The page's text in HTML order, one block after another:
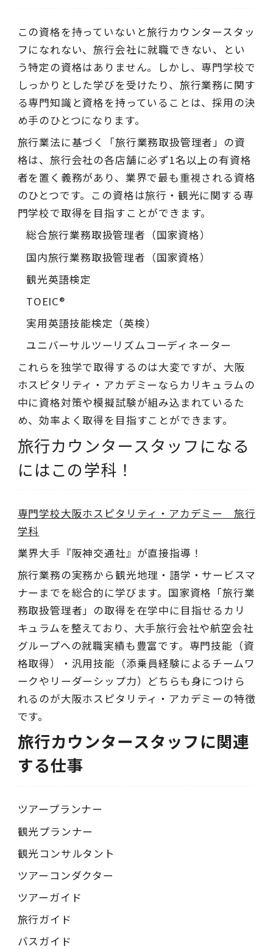
この資格を持っていないと旅行カウンタースタッ
フになれない、旅行会社に就職できない、とい
う特定の資格はありません。しかし、専門学校で
しっかりとした学びを受けたり、旅行業務に関す
る専門知識と資格を持っていることは、採用の決
め手のひとつになります。
旅行業法に基づく「旅行業務取扱管理者」の資
格は、旅行会社の各店舗に必ず1名以上の有資格
者を置く義務があり、業界で最も重視される資格
のひとつです。この資格は旅行・観光に関する専
門学校で取得を目指すことができます。
総合旅行業務取扱管理者（国家資格）
国内旅行業務取扱管理者（国家資格）
観光英語検定
TOEIC®
実用英語技能検定（英検）
ユニバーサルツーリズムコーディネーター
これらを独学で取得するのは大変ですが、大阪
ホスピタリティ・アカデミーならカリキュラムの
中に資格対策や模擬試験が組み込まれているた
め、効率よく取得を目指すことができます。
旅行カウンタースタッフになる
にはこの学科！
専門学校大阪ホスピタリティ・アカデミー 旅行
学科
業界大手『阪神交通社』が直接指導！
旅行業務の実務から観光地理・語学・サービスマ
ナーまでを総合的に学びます。国家資格「旅行業
務取扱管理者」の取得を在学中に目指せるカリ
キュラムを整えており、大手旅行会社や航空会社
グループへの就職実績も豊富です。専門技能（資
格取得）・汎用技能（添乗員経験によるチームワ
ークやリーダーシップ力）どちらも身につけら
れるのが大阪ホスピタリティ・アカデミーの特徴
です。
旅行カウンタースタッフに関連
する仕事
ツアープランナー
観光プランナー
観光コンサルタント
ツアーコンダクター
ツアーガイド
旅行ガイド
バスガイド